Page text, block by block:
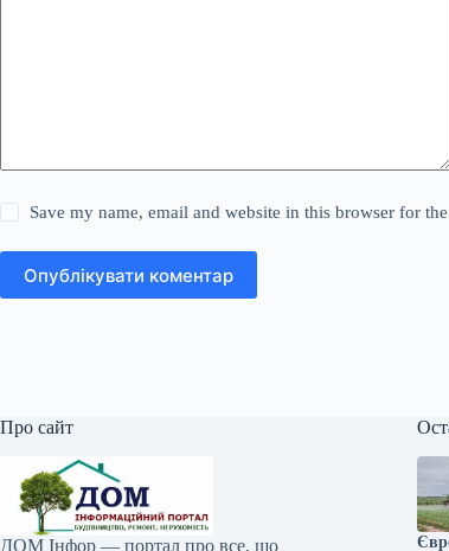
Save my name, email and website in this browser for
Опублікувати коментар
Про сайт
ДОМ Інфор — портал про все, що